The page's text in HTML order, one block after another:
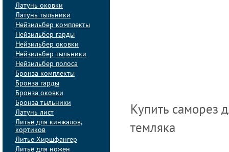
Латунь оковки
Латунь тыльники
Нейзильбер комплекты
Нейзильбер гарды
Нейзильбер оковки
Нейзильбер тыльники
Нейзильбер полоса
Бронза комплекты
Бронза гарды
Бронза оковки
Бронза тыльники
Латунь лист
Литьё для кинжалов,
кортиков
Литье Хиршфангер
Литьё для ножен
Купить саморез
темляка